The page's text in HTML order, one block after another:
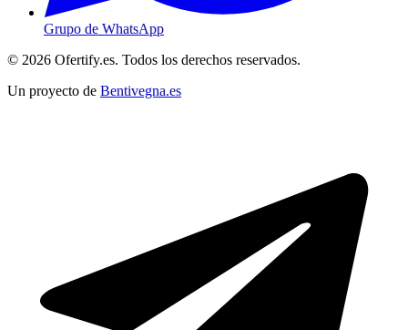
Grupo de WhatsApp
© 2026 Ofertify.es. Todos los derechos reservados.
Un proyecto de Bentivegna.es